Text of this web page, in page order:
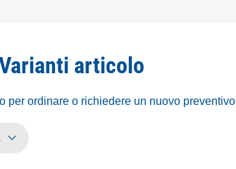
articolo
per ordinare o richiedere un nuovo preventivo